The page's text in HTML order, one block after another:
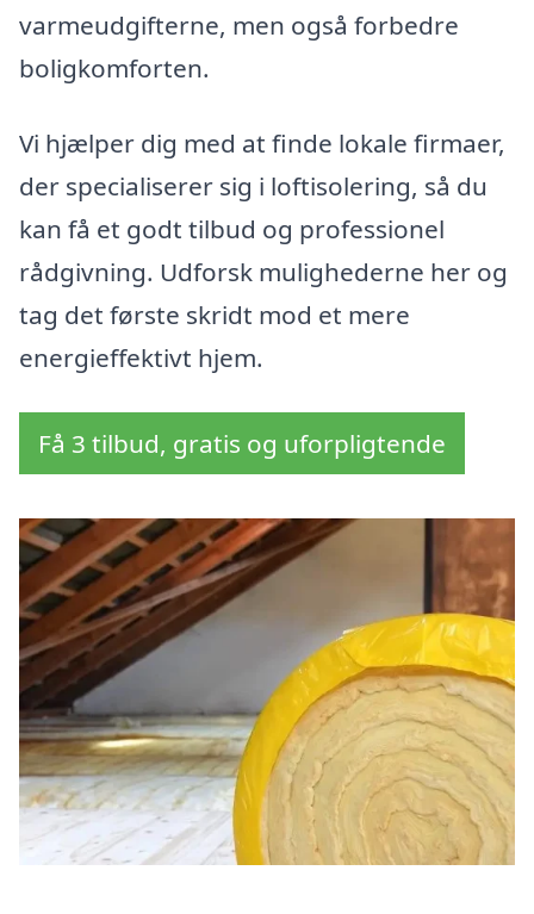
varmeudgifterne, men også forbedre
boligkomforten.
Vi hjælper dig med at finde lokale firmaer,
der specialiserer sig i loftisolering, så du
kan få et godt tilbud og professionel
rådgivning. Udforsk mulighederne her og
tag det første skridt mod et mere
energieffektivt hjem.
Få 3 tilbud, gratis og uforpligtende